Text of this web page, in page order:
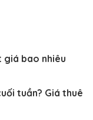
giá bao nhiêu
tuần? Giá thuê